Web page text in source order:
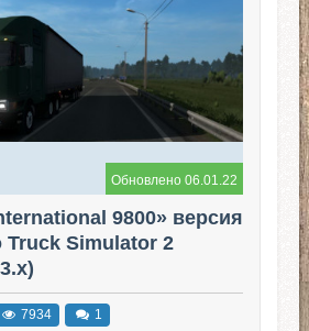
Обновлено 06.01.22
9800» версия
Truck Simulator 2
7934 1